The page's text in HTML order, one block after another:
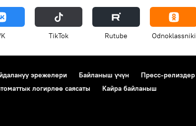
ТikТоk Rutube Odnoklassniki
эрежелери Байланыш үчүн Пресс-релиздер
логирлөө саясаты
Кайра байланыш